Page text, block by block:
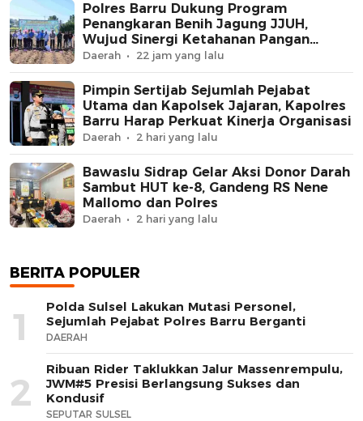
Polres Barru Dukung Program
Penangkaran Benih Jagung JJUH,
Wujud Sinergi Ketahanan Pangan
Nasional
Daerah 22 jam yang lalu
Pimpin Sertijab Sejumlah Pejabat
Utama dan Kapolsek Jajaran, Kapolres
Barru Harap Perkuat Kinerja Organisasi
Daerah 2 hari yang lalu
Bawaslu Sidrap Gelar Aksi Donor Darah
Sambut HUT ke-8, Gandeng RS Nene
Mallomo dan Polres
Daerah 2 hari yang lalu
BERITA POPULER
1
Polda Sulsel Lakukan Mutasi Personel,
Sejumlah Pejabat Polres Barru Berganti
DAERAH
2
Ribuan Rider Taklukkan Jalur Massenrempulu,
JWM#5 Presisi Berlangsung Sukses dan
Kondusif
SEPUTAR SULSEL